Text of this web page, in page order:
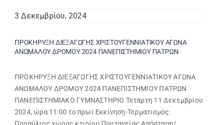
3 Δεκεμβρίου, 2024
ΠΡΟΚΗΡΥΞΗ ΔΙΕΞΑΓΩΓΗΣ ΧΡΙΣΤΟΥΓΕΝΝΙΑΤΙΚΟΥ ΑΓΩΝΑ
ΑΝΩΜΑΛΟΥ ΔΡΟΜΟΥ 2024 ΠΑΝΕΠΙΣΤΗΜΙΟΥ ΠΑΤΡΩΝ
ΠΡΟΚΗΡΥΞΗ ΔΙΕΞΑΓΩΓΗΣ ΧΡΙΣΤΟΥΓΕΝΝΙΑΤΙΚΟΥ ΑΓΩΝΑ
ΑΝΩΜΑΛΟΥ ΔΡΟΜΟΥ 2024 ΠΑΝΕΠΙΣΤΗΜΙΟΥ ΠΑΤΡΩΝ
ΠΑΝΕΠΙΣΤΗΜΙΑΚΟ ΓΥΜΝΑΣΤΗΡΙΟ Τετάρτη 11 Δεκεμβρίου
2024, ώρα 11:00 το πρωί Εκκίνηση-Τερματισμός: